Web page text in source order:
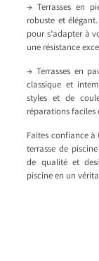
→ Terrasses en
robuste et
pour s’adapter à
une résistance
→ Terrasses en
classique et
styles et de
réparations faciles
Faites confiance
terrasse de
de qualité et
piscine en un